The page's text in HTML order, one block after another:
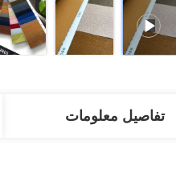
تفاصيل معلومات